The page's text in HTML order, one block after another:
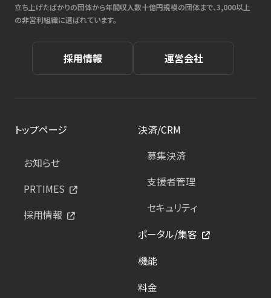
立ち上げたばかりの団体から年間収入数十億円規模の団体まで、3,000以上
の非営利組織に選ばれています。
採用情報 運営会社
トップページ
お知らせ
PRTIMES
採用情報
決済/CRM
募集決済
支援者管理
セキュリティ
ポータル/集客
機能
料金